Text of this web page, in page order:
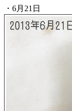
・6月21日